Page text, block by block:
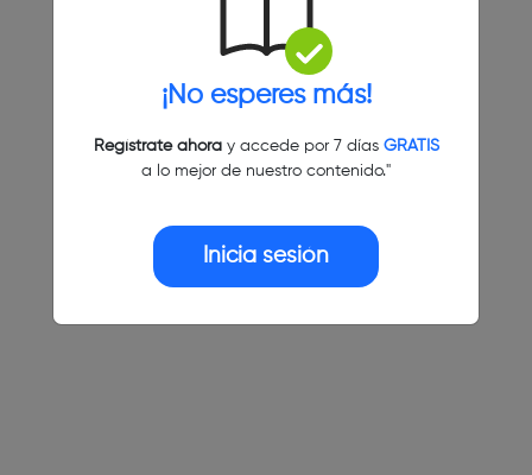
¡No esperes más!
Regístrate ahoray accede por 7 días GRATIS
a lo mejor de nuestro contenido."
Inicia sesión